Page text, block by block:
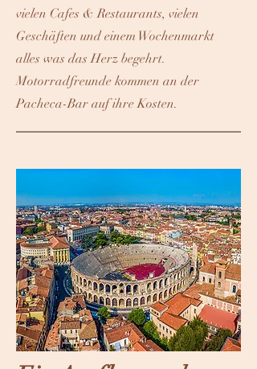
vielen Cafes & Restaurants, vielen
Geschäften und einem Wochenmarkt
alles was das Herz begehrt.
Motorradfreunde kommen an der
Pacheca-Bar auf ihre Kosten.